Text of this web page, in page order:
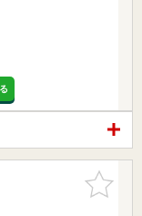
お気に入
りに追加